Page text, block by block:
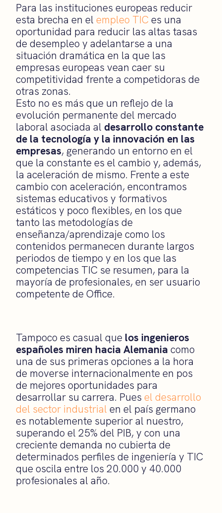
Para las instituciones europeas reducir
esta brecha en el empleo TIC es una
oportunidad para reducir las altas tasas
de desempleo y adelantarse a una
situación dramática en la que las
empresas europeas vean caer su
competitividad frente a competidoras de
otras zonas.
Esto no es más que un reflejo de la
evolución permanente del mercado
laboral asociada al desarrollo constante
de la tecnología y la innovación en las
empresas, generando un entorno en el
que la constante es el cambio y, además,
la aceleración de mismo. Frente a este
cambio con aceleración, encontramos
sistemas educativos y formativos
estáticos y poco flexibles, en los que
tanto las metodologías de
enseñanza/aprendizaje como los
contenidos permanecen durante largos
periodos de tiempo y en los que las
competencias TIC se resumen, para la
mayoría de profesionales, en ser usuario
competente de Office.
Tampoco es casual que los ingenieros
españoles miren hacia Alemania como
una de sus primeras opciones a la hora
de moverse internacionalmente en pos
de mejores oportunidades para
desarrollar su carrera. Pues el desarrollo
del sector industrial en el país germano
es notablemente superior al nuestro,
superando el 25% del PIB, y con una
creciente demanda no cubierta de
determinados perfiles de ingeniería y TIC
que oscila entre los 20.000 y 40.000
profesionales al año.